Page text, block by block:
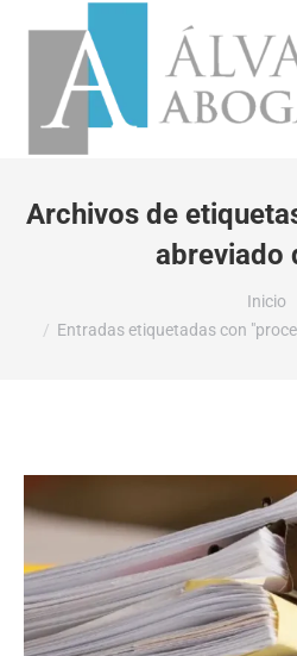
Archivos de
abreviado
Inicio
Entradas etiquetadas con